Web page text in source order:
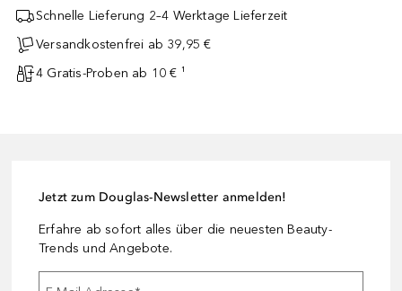
Schnelle Lieferung 2–4 Werktage Lieferzeit
Versandkostenfrei ab 39,95 €
4 Gratis-Proben ab 10 € ¹
Jetzt zum Douglas-Newsletter anmelden!
Erfahre ab sofort alles über die neuesten Beauty-
Trends und Angebote.